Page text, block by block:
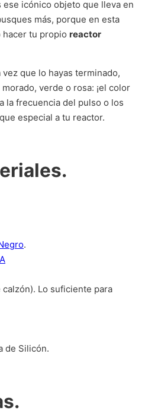
icónico objeto que lleva en
más, porque en esta
hacer tu propio reactor
que lo hayas terminado,
verde o rosa: ¡el color
la frecuencia del pulso o los
especial a tu reactor.
.
Lo suficiente para
de Silicón.